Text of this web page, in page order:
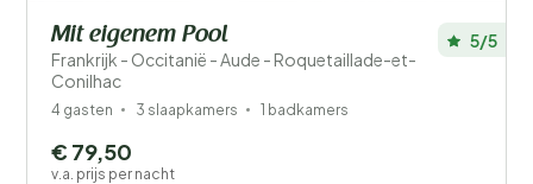
Mit eigenem Pool
Frankrijk - Occitanië - Aude - Roquetaillade-et-
Conilhac
5/5
4 gasten 3 slaapkamers 1 badkamers
€ 79,50
v.a. prijs per nacht